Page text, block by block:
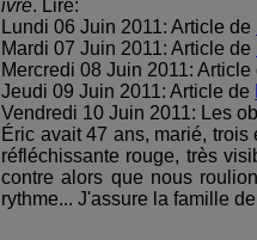
ivre. Lire:
Lundi 06 Juin 2011: Article de
Mardi 07 Juin 2011: Article de
Mercredi 08 Juin 2011:
Jeudi 09 Juin 2011: Article de
Vendredi 10 Juin 2011: Les
Éric avait 47 ans, marié,
réfléchissante rouge, très
contre alors que nous
rythme... J'assure la famille